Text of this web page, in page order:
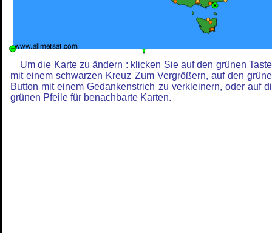
Um die Karte zu ändern : klicken Sie auf den grünen
mit einem schwarzen Kreuz Zum Vergrößern, auf den
Button mit einem Gedankenstrich zu verkleinern, oder auf
grünen Pfeile für benachbarte Karten.